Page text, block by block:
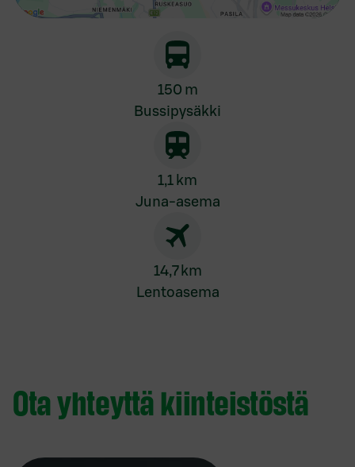
150 m
Bussipysäkki
1,1 km
Juna-asema
14,7 km
Lentoasema
Ota yhteyttä kiinteistöstä